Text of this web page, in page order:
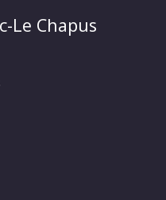
Le Chapus